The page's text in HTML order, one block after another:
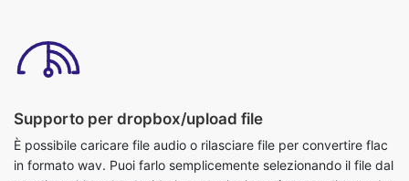
Supporto per dropbox/upload file
in formato wav. Puoi farlo semplicemente selezionando il file dal
tuo dispositivo che desideri convertire in un formato diverso. Le
tracce audio possono essere convertite direttamente nel
browser. È veloce, sicuro e completamente gratuito. Non è